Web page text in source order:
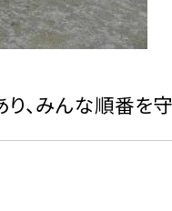
、みんな順番を